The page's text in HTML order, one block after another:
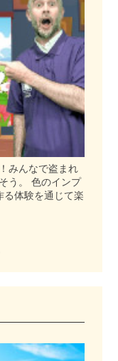
みんなで盗まれ
う。 色のインプ
る体験を通じて楽